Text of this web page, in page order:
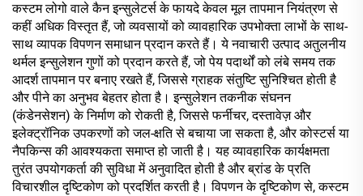
कस्टम लोगो वाले कैन इन्सुलेटर्स के फायदे केवल मूल तापमान नियंत्रण से
कहीं अधिक विस्तृत हैं, जो व्यवसायों को व्यावहारिक उपभोक्ता लाभों के साथ-
साथ व्यापक विपणन समाधान प्रदान करते हैं। ये नवाचारी उत्पाद अतुलनीय
थर्मल इन्सुलेशन गुणों को प्रदान करते हैं, जो पेय पदार्थों को लंबे समय तक
आदर्श तापमान पर बनाए रखते हैं, जिससे ग्राहक संतुष्टि सुनिश्चित होती है
और पीने का अनुभव बेहतर होता है। इन्सुलेशन तकनीक संघनन
(कंडेनसेशन) के निर्माण को रोकती है, जिससे फर्नीचर, दस्तावेज़ और
इलेक्ट्रॉनिक उपकरणों को जल-क्षति से बचाया जा सकता है, और कोस्टर्स या
नैपकिन्स की आवश्यकता समाप्त हो जाती है। यह व्यावहारिक कार्यक्षमता
तुरंत उपयोगकर्ता की सुविधा में अनुवादित होती है और ब्रांड के प्रति
विचारशील दृष्टिकोण को प्रदर्शित करती है। विपणन के दृष्टिकोण से, कस्टम